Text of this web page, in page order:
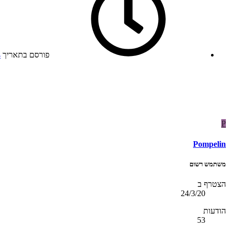
פורסם בתאריך
P
Pompelin
משתמש רשום
הצטרף ב
24/3/20
הודעות
53